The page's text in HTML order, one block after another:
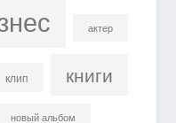
актер
клип книги
новый альбом